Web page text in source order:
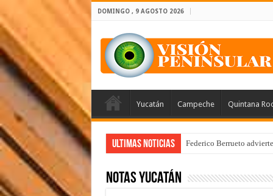
DOMINGO , 9 AGOSTO 2026
Yucatán Campeche Quintana
Ultimas Noticias Federico Berrueto
Notas Yucatán